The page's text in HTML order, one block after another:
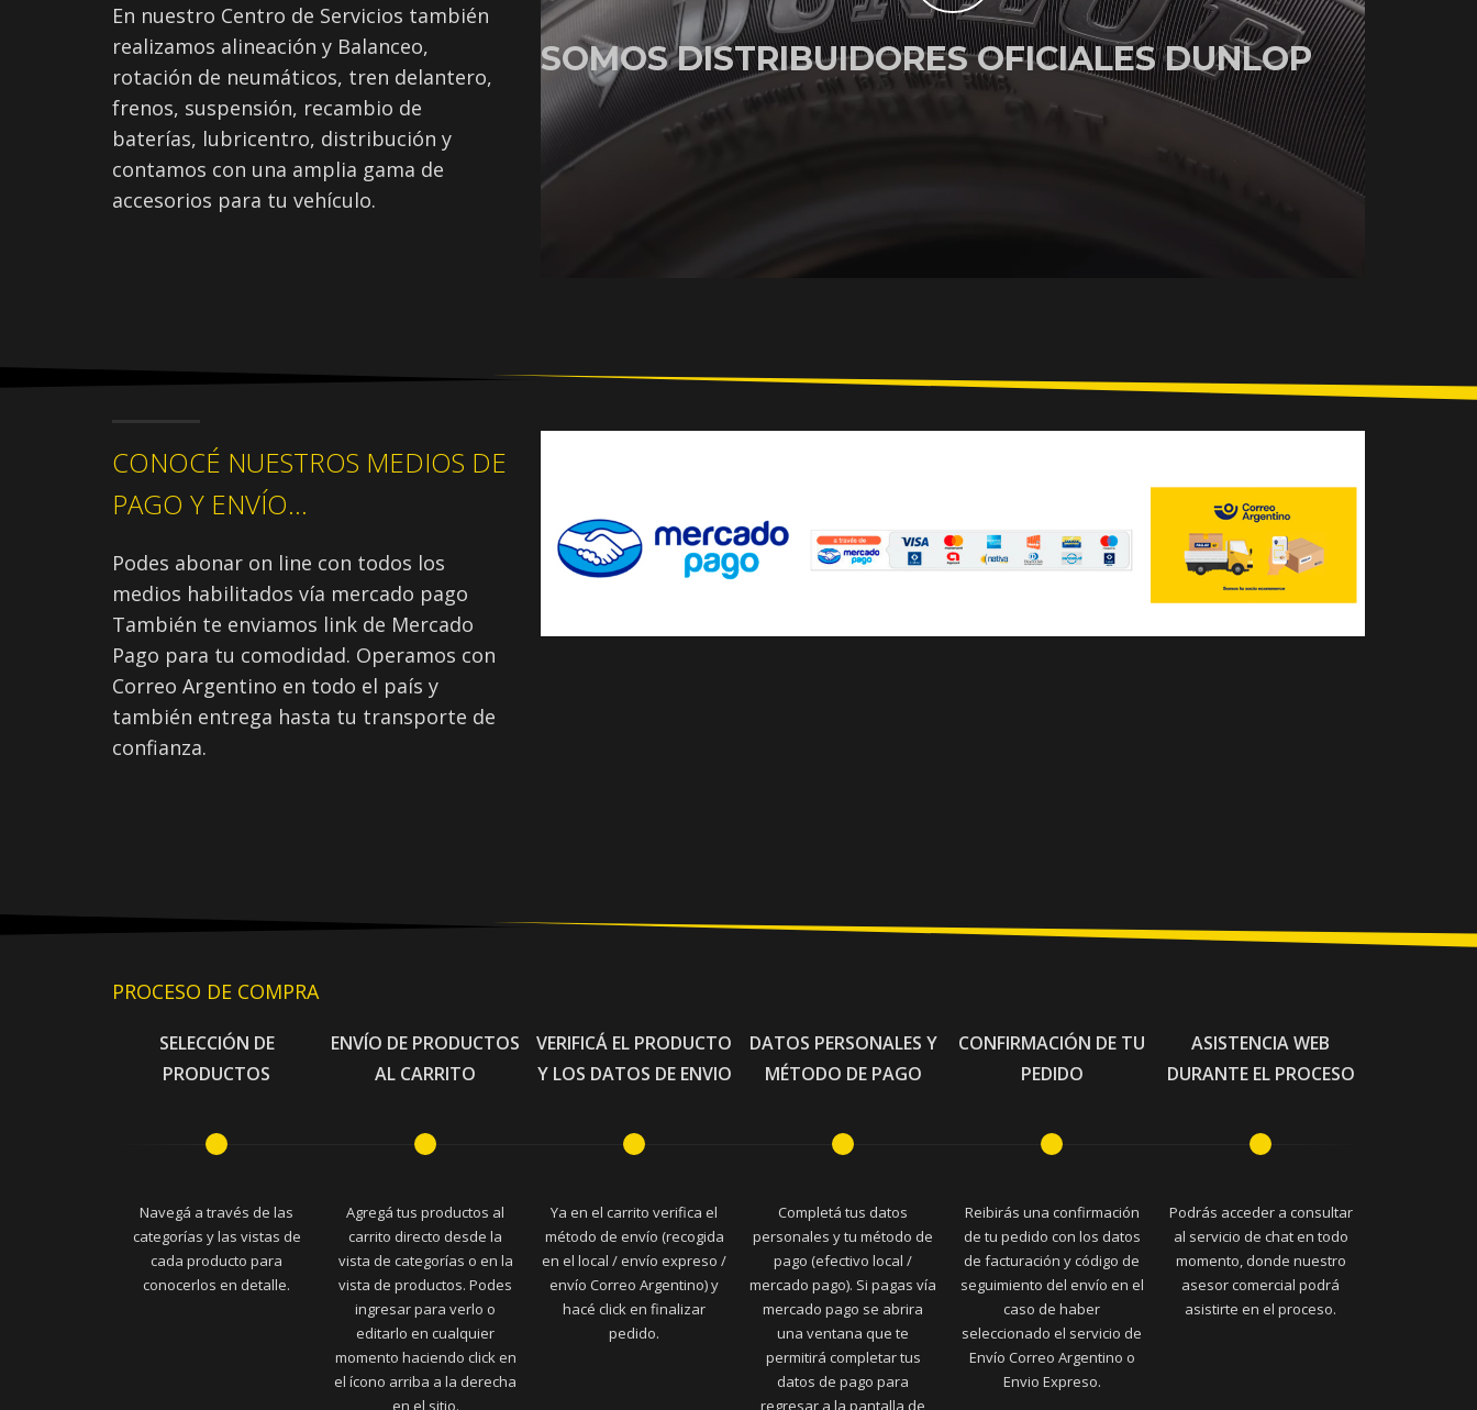
En nuestro Centro de Servicios también
realizamos alineación y Balanceo,
rotación de neumáticos, tren delantero,
frenos, suspensión, recambio de
baterías, lubricentro, distribución y
contamos con una amplia gama de
accesorios para tu vehículo.
SOMOS DISTRIBUIDORES OFICIALES DUNLOP
CONOCÉ NUESTROS MEDIOS DE
PAGO Y ENVÍO...
Podes abonar on line con todos los
medios habilitados vía mercado pago
También te enviamos link de Mercado
Pago para tu comodidad. Operamos con
Correo Argentino en todo el país y
también entrega hasta tu transporte de
confianza.
PROCESO DE COMPRA
SELECCIÓN DE
PRODUCTOS
Navegá a través de las
categorías y las vistas de
cada producto para
conocerlos en detalle.
ENVÍO DE PRODUCTOS
AL CARRITO
Agregá tus productos al
carrito directo desde la
vista de categorías o en la
vista de productos. Podes
ingresar para verlo o
editarlo en cualquier
momento haciendo click en
el ícono arriba a la derecha
en el sitio.
VERIFICÁ EL PRODUCTO
Y LOS DATOS DE ENVIO
Ya en el carrito verifica el
método de envío (recogida
en el local / envío expreso /
envío Correo Argentino) y
hacé click en finalizar
pedido.
DATOS PERSONALES Y
MÉTODO DE PAGO
Completá tus datos
personales y tu método de
pago (efectivo local /
mercado pago). Si pagas vía
mercado pago se abrira
una ventana que te
permitirá completar tus
datos de pago para
regresar a la pantalla de
CONFIRMACIÓN DE TU
PEDIDO
Reibirás una confirmación
de tu pedido con los datos
de facturación y código de
seguimiento del envío en el
caso de haber
seleccionado el servicio de
Envío Correo Argentino o
Envio Expreso.
ASISTENCIA WEB
DURANTE EL PROCESO
Podrás acceder a consultar
al servicio de chat en todo
momento, donde nuestro
asesor comercial podrá
asistirte en el proceso.